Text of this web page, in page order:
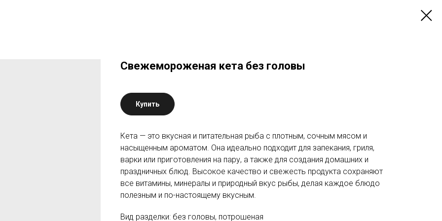
Свежемороженая кета без головы
Купить
Кета — это вкусная и питательная рыба с плотным, сочным мясом и
насыщенным ароматом. Она идеально подходит для запекания, гриля,
варки или приготовления на пару, а также для создания домашних и
праздничных блюд. Высокое качество и свежесть продукта сохраняют
все витамины, минералы и природный вкус рыбы, делая каждое блюдо
полезным и по-настоящему вкусным.
Вид разделки: без головы, потрошеная